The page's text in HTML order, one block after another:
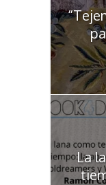
La